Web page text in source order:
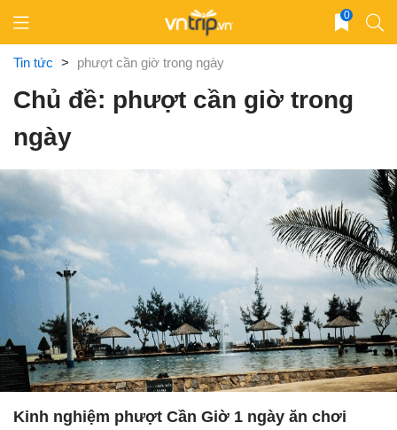
content
0
Tin tức > phượt cần giờ trong ngày
Chủ đề: phượt cần giờ trong
ngày
Kinh nghiệm phượt Cần Giờ 1 ngày ăn chơi